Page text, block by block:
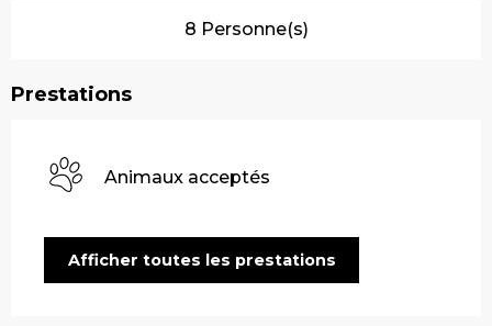
8 Personne(s)
Prestations
Animaux acceptés
Afficher toutes les prestations